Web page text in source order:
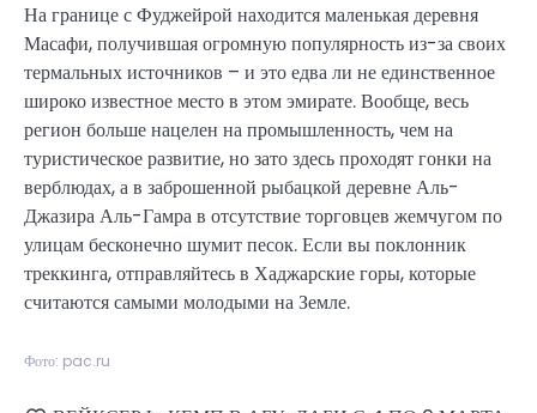
На границе с Фуджейрой находится маленькая деревня
Масафи, получившая огромную популярность из-за своих
термальных источников – и это едва ли не единственное
широко известное место в этом эмирате. Вообще, весь
регион больше нацелен на промышленность, чем на
туристическое развитие, но зато здесь проходят гонки на
верблюдах, а в заброшенной рыбацкой деревне Аль-
Джазира Аль-Гамра в отсутствие торговцев жемчугом по
улицам бесконечно шумит песок. Если вы поклонник
треккинга, отправляйтесь в Хаджарские горы, которые
считаются самыми молодыми на Земле.
Фото: pac.ru